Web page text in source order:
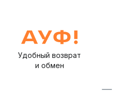
Удобный возврат
и обмен